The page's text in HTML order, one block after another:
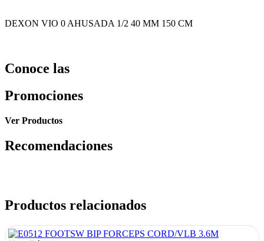
DEXON VIO 0 AHUSADA 1/2 40 MM 150 CM
Conoce las
Promociones
Ver Productos
Recomendaciones
Productos relacionados